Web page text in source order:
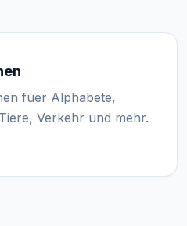
fuer Alphabete,
Verkehr und mehr.